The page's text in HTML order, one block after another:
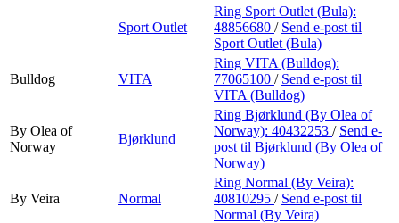
Sport Outlet
Ring Sport Outlet (Bula):
48856680 / Send e-post til
Sport Outlet (Bula)
Bulldog VITA
Ring VITA (Bulldog):
77065100 / Send e-post til
VITA (Bulldog)
By Olea of
Norway
Bjørklund
Ring Bjørklund (By Olea of
Norway): 40432253 / Send e-
post til Bjørklund (By Olea of
Norway)
By Veira Normal
Ring Normal (By Veira):
40810295 / Send e-post til
Normal (By Veira)